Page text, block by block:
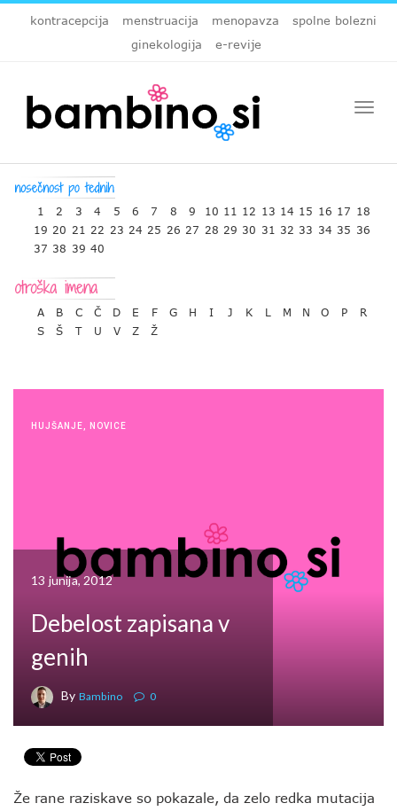
kontracepcija menstruacija menopavza
spolne bolezni
ginekologija
e-revije
1 2 3 4 5 6 7 8 9 10 11 12 13 14 15 16 17 18
19 20 21 22 23 24 25 26 27 28 29 30 31 32 33 34 35 36
37 38 39 40
A B C Č D E F G H I J K L M N O P
R
S
Š T U V Z Ž
HUJŠANJE NOVICE
13 junija, 2012
Debelost zapisana v
genih
By Bambino 0
Že rane raziskave so pokazale, da zelo redka mutacija